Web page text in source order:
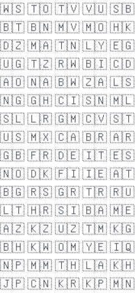
🇼🇸🇹🇴🇹🇻🇻🇺🇸🇧
🇧🇹🇧🇳🇲🇻🇲🇴🇭🇰
🇩🇿🇲🇦🇹🇳🇱🇾🇪🇬
🇺🇬🇹🇿🇷🇼🇧🇮🇨🇩
🇦🇴🇳🇦🇧🇼🇿🇦🇱🇸
🇳🇬🇬🇭🇨🇮🇸🇳🇲🇱
🇸🇱🇱🇷🇬🇲🇨🇻🇸🇹
🇺🇸🇲🇽🇨🇦🇧🇷🇦🇷
🇬🇧🇫🇷🇩🇪🇮🇹🇪🇸
🇳🇴🇩🇰🇫🇮🇮🇪🇦🇹
🇧🇬🇷🇸🇬🇷🇹🇷🇷🇺
🇱🇹🇭🇷🇸🇮🇧🇦🇲🇪
🇦🇿🇰🇿🇺🇿🇹🇲🇰🇬
🇧🇭🇰🇼🇴🇲🇾🇪🇮🇶
🇳🇵🇲🇲🇹🇭🇱🇦🇰🇭
🇯🇵🇨🇳🇰🇷🇰🇵🇲🇳